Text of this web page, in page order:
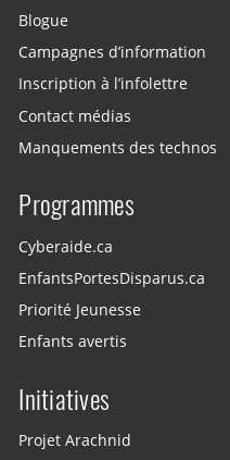
Blogue
Campagnes d’information
Inscription à l’infolettre
Contact médias
Manquements des technos
Programmes
Cyberaide.ca
EnfantsPortesDisparus.ca
Priorité Jeunesse
Enfants avertis
Initiatives
Projet Arachnid